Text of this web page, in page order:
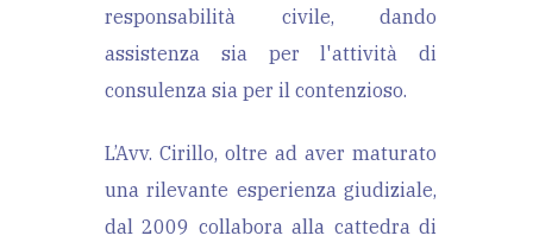
responsabilità civile, dando
assistenza sia per l'attività di
consulenza sia per il contenzioso.
L’Avv. Cirillo, oltre ad aver maturato
una rilevante esperienza giudiziale,
dal 2009 collabora alla cattedra di